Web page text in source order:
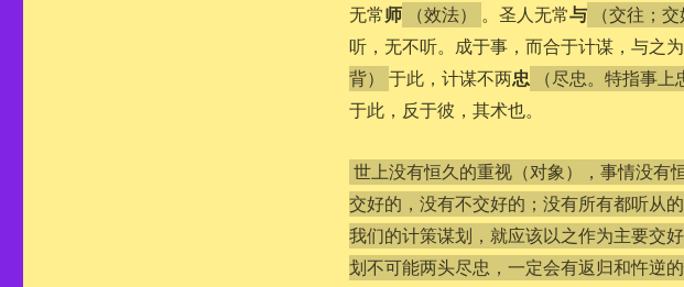
无常师 （效法） 。圣人无常与 （交往；交
听，无不听。成于事，而合于计谋，与之
背）
于此，计谋不两忠 （尽忠。特指事上
于此，反于彼，其术也。
世上没有恒久的重视（对象），事情没有
交好的，没有不交好的；没有所有都听从
我们的计策谋划，就应该以之作为主要交
划不可能两头尽忠，一定会有返归和忤逆